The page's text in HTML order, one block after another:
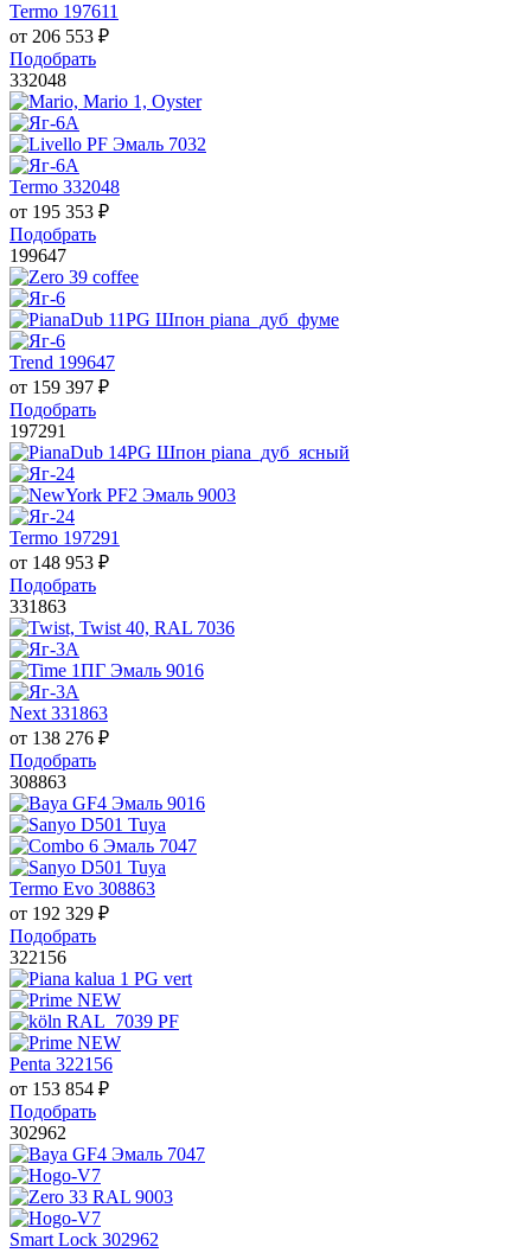
Termo 197611
от 206 553 ₽
Подобрать
332048
Termo 332048
от 195 353 ₽
Подобрать
199647
Trend 199647
от 159 397 ₽
Подобрать
197291
Termo 197291
от 148 953 ₽
Подобрать
331863
Next 331863
от 138 276 ₽
Подобрать
308863
Termo Evo 308863
от 192 329 ₽
Подобрать
322156
Penta 322156
от 153 854 ₽
Подобрать
302962
Smart Lock 302962